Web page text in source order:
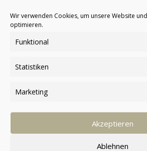
Wir verwenden Cookies, um unsere Website
optimieren.
Funktional
Statistiken
Marketing
Akzeptieren
Ablehnen
Pellentesque habitant morbi
et netus et malesuada fames ac
Vestibulum tortor quam, feugiat
amet quam egestas semper.
Ähnliche Produkte